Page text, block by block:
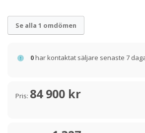
Se alla 1 omdömen
0har kontaktat säljare senaste 7
Pris: 84 900 kr